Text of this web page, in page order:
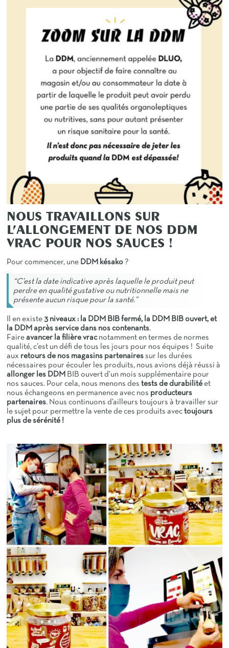
NOUS TRAVAILLONS SUR
L’ALLONGEMENT DE NOS DDM
VRAC POUR NOS SAUCES !
Pour commencer, une DDM késako ?
“C’est la date indicative après laquelle le produit peut
perdre en qualité gustative ou nutritionnelle mais ne
présente aucun risque pour la santé.”
Il en existe 3 niveaux : la DDM BIB fermé, la DDM BIB ouvert, et
la DDM après service dans nos contenants.
Faire avancer la filière vracnotamment en termes de normes
qualité, c’est un défi de tous les jours pour nos équipes ! Suite
aux retours de nos magasins partenaires sur les durées
nécessaires pour écouler les produits, nous avions déjà réussi à
allonger les DDM BIB ouvert d’un mois supplémentaire pour
nos sauces. Pour cela, nous menons des tests de durabilité et
nous échangeons en permanence avec nos producteurs
partenaires. Nous continuons d’ailleurs toujours à travailler sur
le sujet pour permettre la vente de ces produits avec toujours
plus de sérénité !